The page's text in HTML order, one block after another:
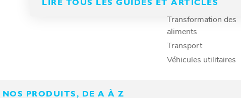
Secteur manufacturier
Transformation des
aliments
Transport
Véhicules utilitaires
PRODUITS, DE A À Z
LIRE TOUS LES GUIDES ET ARTICLES